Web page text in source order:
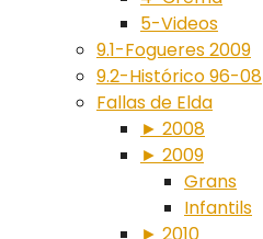
5-Videos
9.1-Fogueres 2009
9.2-Histórico 96-08
Fallas de Elda
► 2008
► 2009
Grans
Infantils